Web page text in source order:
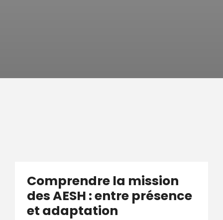
Comprendre la mission
des AESH : entre présence
et adaptation